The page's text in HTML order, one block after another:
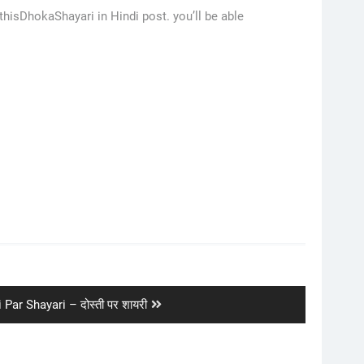
in Hindi post. you’ll be able
Shayari – दोस्ती पर शायरी